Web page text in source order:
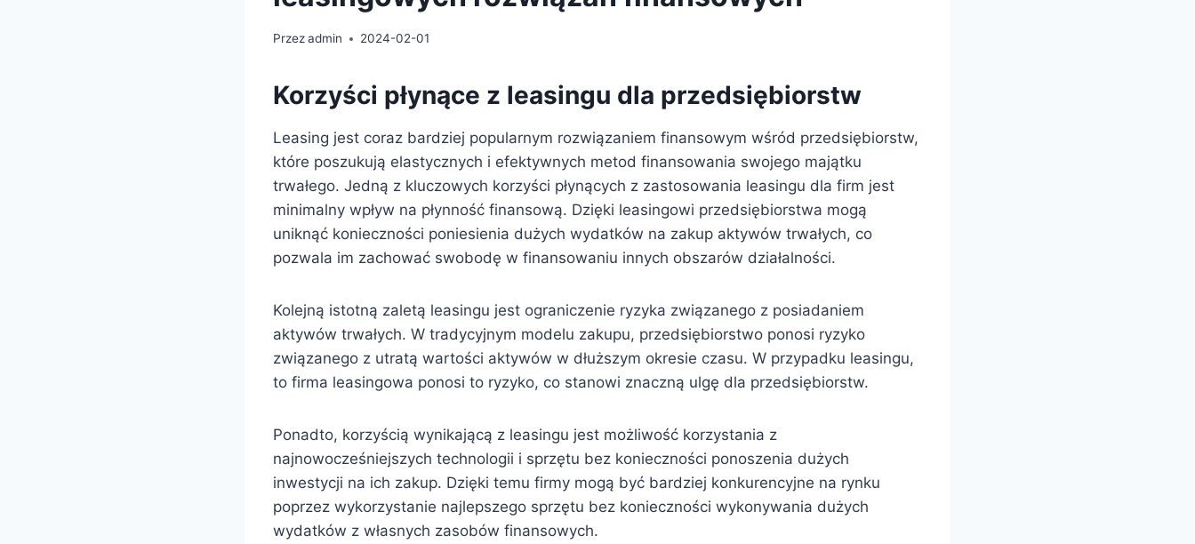
Przezadmin 2024-02-01
Korzyści płynące z leasingu dla przedsiębiorstw
Leasing jest coraz bardziej popularnym rozwiązaniem finansowym wśród przedsiębiorstw,
które poszukują elastycznych i efektywnych metod finansowania swojego majątku
trwałego. Jedną z kluczowych korzyści płynących z zastosowania leasingu dla firm jest
minimalny wpływ na płynność finansową. Dzięki leasingowi przedsiębiorstwa mogą
uniknąć konieczności poniesienia dużych wydatków na zakup aktywów trwałych, co
pozwala im zachować swobodę w finansowaniu innych obszarów działalności.
Kolejną istotną zaletą leasingu jest ograniczenie ryzyka związanego z posiadaniem
aktywów trwałych. W tradycyjnym modelu zakupu, przedsiębiorstwo ponosi ryzyko
związanego z utratą wartości aktywów w dłuższym okresie czasu. W przypadku leasingu,
to firma leasingowa ponosi to ryzyko, co stanowi znaczną ulgę dla przedsiębiorstw.
Ponadto, korzyścią wynikającą z leasingu jest możliwość korzystania z
najnowocześniejszych technologii i sprzętu bez konieczności ponoszenia dużych
inwestycji na ich zakup. Dzięki temu firmy mogą być bardziej konkurencyjne na rynku
poprzez wykorzystanie najlepszego sprzętu bez konieczności wykonywania dużych
wydatków z własnych zasobów finansowych.